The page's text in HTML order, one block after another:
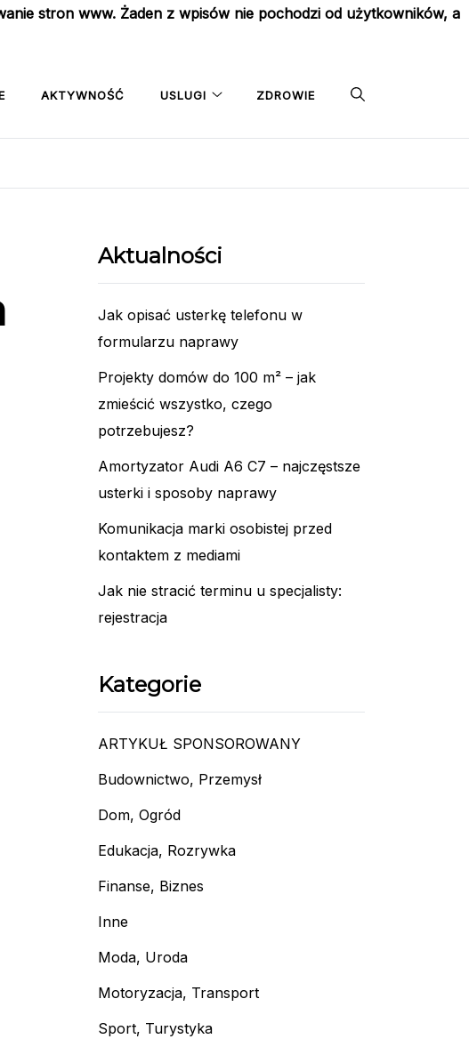
stron www. Żaden z wpisów nie pochodzi od użytkowników, a
AKTYWNOŚĆ USLUGI ZDROWIE
Aktualności
Jak opisać usterkę telefonu w
formularzu naprawy
Projekty domów do 100 m² – jak
zmieścić wszystko, czego
potrzebujesz?
Amortyzator Audi A6 C7 – najczęstsze
usterki i sposoby naprawy
Komunikacja marki osobistej przed
kontaktem z mediami
Jak nie stracić terminu u specjalisty:
rejestracja
Kategorie
ARTYKUŁ SPONSOROWANY
Budownictwo, Przemysł
Dom, Ogród
Edukacja, Rozrywka
Finanse, Biznes
Inne
Moda, Uroda
Motoryzacja, Transport
Sport, Turystyka